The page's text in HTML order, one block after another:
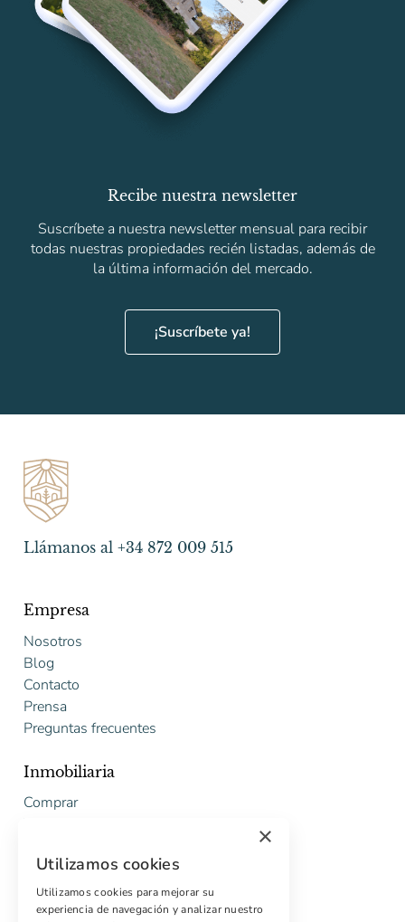
Recibe nuestra newsletter
Suscríbete a nuestra newsletter mensual para recibir
todas nuestras propiedades recién listadas, además de
la última información del mercado.
¡Suscríbete ya!
Llámanos al +34 872 009 515
Empresa
Nosotros
Blog
Contacto
Prensa
Preguntas frecuentes
Inmobiliaria
Comprar
Presupuesto gratuito de rehabilitación
Servicios
×
Utilizamos cookies
Utilizamos cookies para mejorar su
experiencia de navegación y analizar nuestro